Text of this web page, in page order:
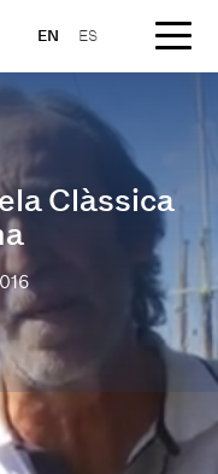
EN ES
Clàssica